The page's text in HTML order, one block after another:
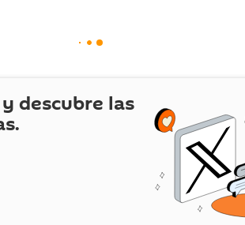
y descubre las